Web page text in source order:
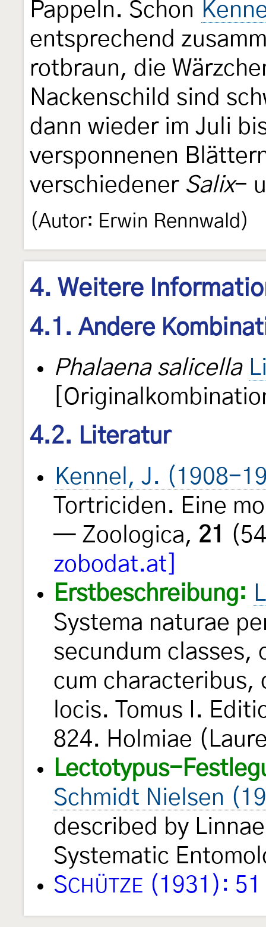
Pappeln. Schon
entsprechend
rotbraun, die
Nackenschild sind
dann wieder im Juli
versponnenen
verschiedener Salix-
(Autor: Erwin Rennwald)
4. Weitere
4.1. Andere
Phalaena salicella
4.2. Literatur
Kennel, J. (1908-
Tortriciden. Eine
— Zoologica, 21
zobodat.at]
Erstbeschreibung:
Systema naturae
secundum classes,
cum characteribus,
locis. Tomus I.
824. Holmiae
Lectotypus-
Schmidt Nielsen
described by
Systematic
SCHÜTZE (1931): 51